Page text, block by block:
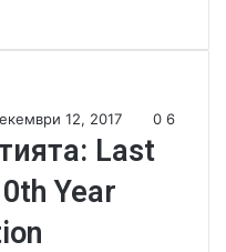
12, 2017 0 6
Last
Year